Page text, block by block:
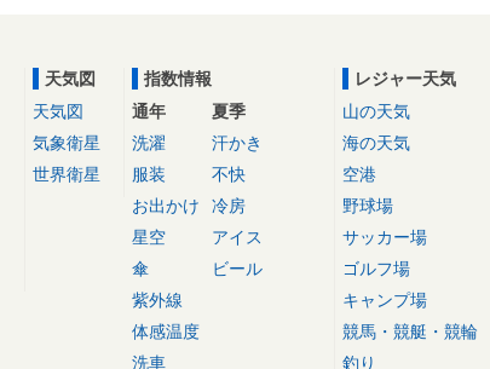
天気図
天気図
気象衛星
世界衛星
指数情報
通年
洗濯
服装
お出かけ
星空
傘
紫外線
体感温度
洗車
夏季
汗かき
不快
冷房
アイス
ビール
レジャー天気
山の天気
海の天気
空港
野球場
サッカー場
ゴルフ場
キャンプ場
競馬・競艇・競輪
釣り